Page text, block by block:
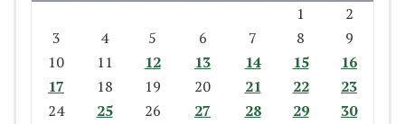
1
2
3
4 5 6 7 8
9
10
11 12 13 14 15
16
17
18 19 20 21 22
23
24
25 26 27 28 29
30